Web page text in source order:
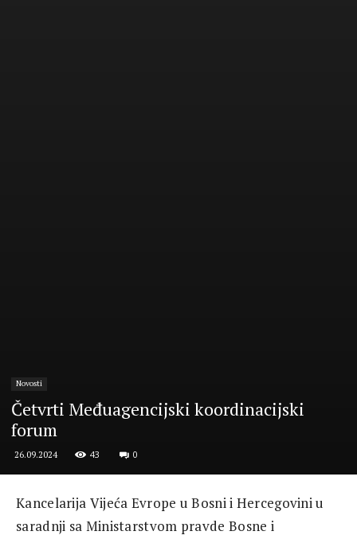
Novosti
Četvrti Međuagencijski koordinacijski
forum
26.09.2024 43 0
Kancelarija Vijeća Evrope u Bosni i Hercegovini u
saradnji sa Ministarstvom pravde Bosne i